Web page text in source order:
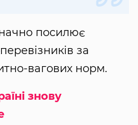
посилює
за
вагових норм.
знову